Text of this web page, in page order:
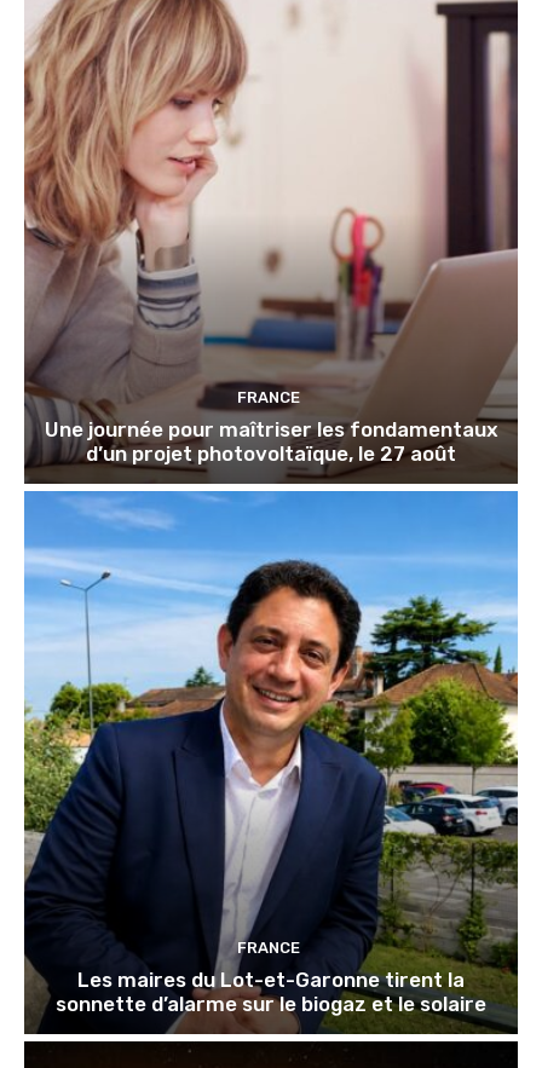
FRANCE
Une journée pour maîtriser les fondamentaux
d’un projet photovoltaïque, le 27 août
FRANCE
Les maires du Lot-et-Garonne tirent la
sonnette d’alarme sur le biogaz et le solaire